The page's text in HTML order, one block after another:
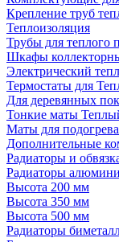
Крепление труб
Теплоизоляция
Трубы для теплого
Шкафы
Электрический
Термостаты для
Для деревянных
Тонкие маты
Маты для подогрева
Дополнительные
Радиаторы и
Радиаторы
Высота 200 мм
Высота 350 мм
Высота 500 мм
Радиаторы